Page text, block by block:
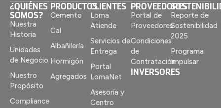
¿QUIÉNES
SOMOS?
Nuestra
Historia
Unidades
de Negocio
Nuestro
Propósito
Compliance
PRODUCTOS
Cemento
Cal
Albañilería
Hormigón
Agregados
CLIENTES
Loma
Atiende
Servicios de
Entrega
Portal
LomaNet
Asesoría y
Centro
PROVEEDORES
Portal de
Proveedores
Condiciones
de
Contratación
INVERSORES
Reporte de
Sostenibilidad
2025
Programa
Impulsar